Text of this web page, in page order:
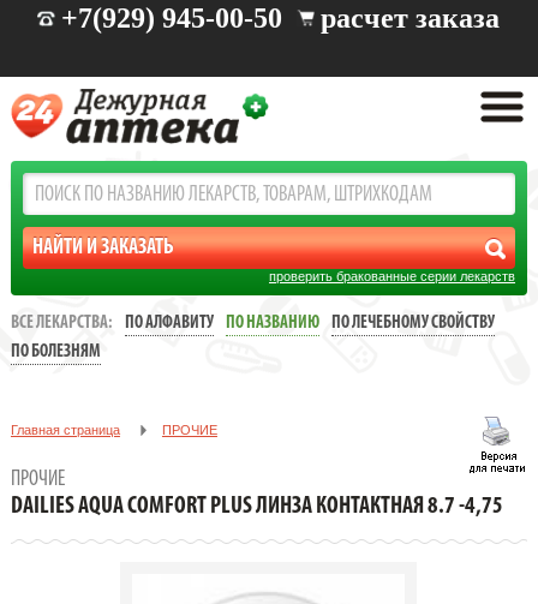
+7(929) 945-00-50 расчет заказа
проверить бракованные серии лекарств
ВСЕ ЛЕКАРСТВА: ПО АЛФАВИТУ ПО НАЗВАНИЮ
ПО ЛЕЧЕБНОМУ СВОЙСТВУ
ПО БОЛЕЗНЯМ
Главная страница ПРОЧИЕ
ПРОЧИЕ
DAILIES AQUA COMFORT PLUS ЛИНЗА КОНТАКТНАЯ 8.7 -4,75